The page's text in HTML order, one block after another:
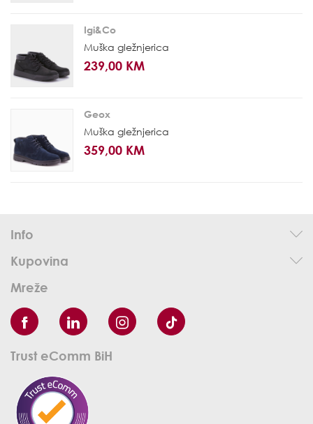
Igi&Co
Muška gležnjerica
239,00 KM
Geox
Muška gležnjerica
359,00 KM
Info
Kupovina
Mreže
Trust eComm BiH